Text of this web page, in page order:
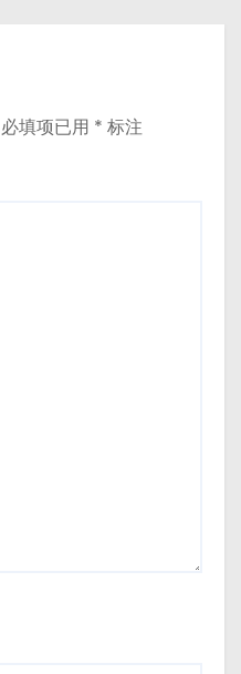
必填项已用 * 标注